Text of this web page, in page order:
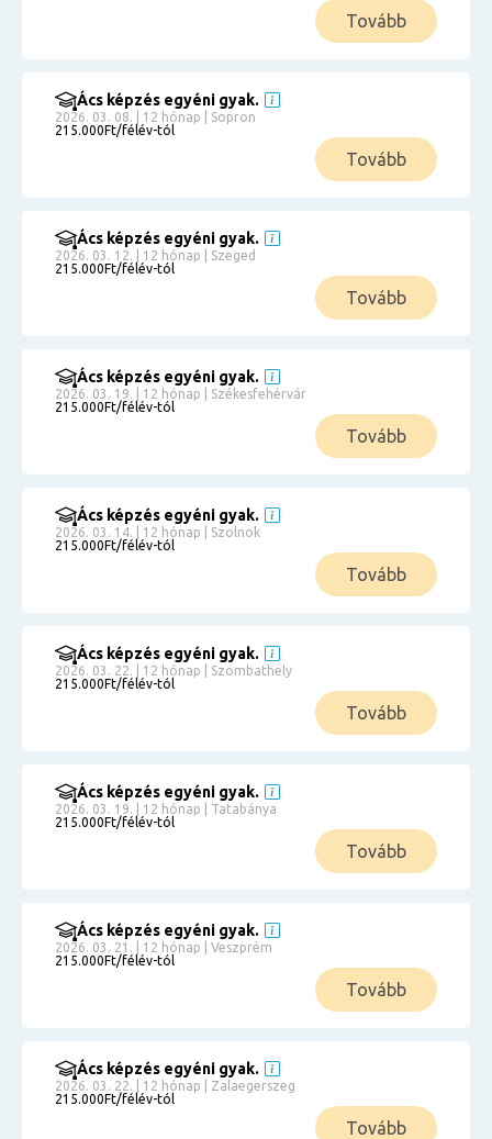
Tovább
Ács képzés egyéni gyak.
2026. 03. 08. | 12 hónap | Sopron
215.000Ft/félév-tól
Tovább
Ács képzés egyéni gyak.
2026. 03. 12. | 12 hónap | Szeged
215.000Ft/félév-tól
Tovább
Ács képzés egyéni gyak.
2026. 03. 19. | 12 hónap | Székesfehérvár
215.000Ft/félév-tól
Tovább
Ács képzés egyéni gyak.
2026. 03. 14. | 12 hónap | Szolnok
215.000Ft/félév-tól
Tovább
Ács képzés egyéni gyak.
2026. 03. 22. | 12 hónap | Szombathely
215.000Ft/félév-tól
Tovább
Ács képzés egyéni gyak.
2026. 03. 19. | 12 hónap | Tatabánya
215.000Ft/félév-tól
Tovább
Ács képzés egyéni gyak.
2026. 03. 21. | 12 hónap | Veszprém
215.000Ft/félév-tól
Tovább
Ács képzés egyéni gyak.
2026. 03. 22. | 12 hónap | Zalaegerszeg
215.000Ft/félév-tól
Tovább